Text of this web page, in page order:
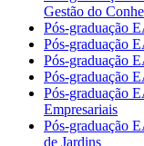
Gestão do
Pós-graduação
Pós-graduação
Pós-graduação
Pós-graduação
Pós-graduação
Empresariais
Pós-graduação
de Jardins